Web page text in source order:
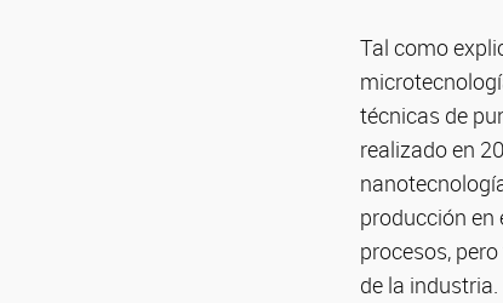
Tal como
técnicas de
realizado en
producción en
procesos,
de la